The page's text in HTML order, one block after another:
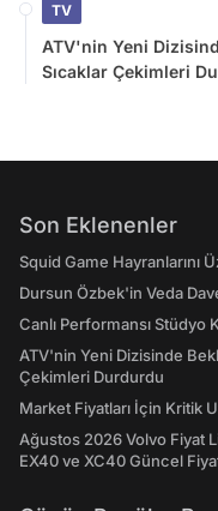
TV
ATV'nin Yeni
Sıcaklar Çekimleri
Son Eklenenler
Squid Game Hayranlarını
Dursun Özbek'in Veda
Canlı Performansı Stüdyo
ATV'nin Yeni Dizisinde
Çekimleri Durdurdu
Market Fiyatları İçin Kritik
Ağustos 2026 Volvo Fiyat
EX40 ve XC40 Güncel